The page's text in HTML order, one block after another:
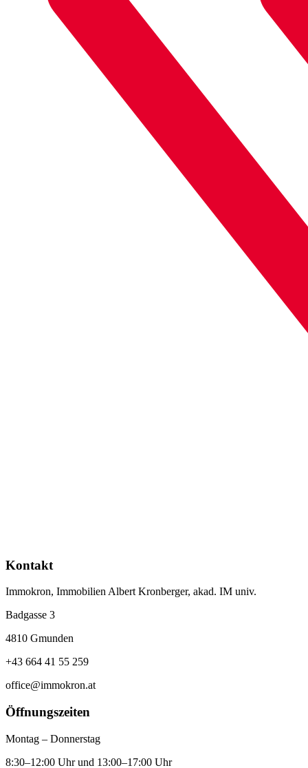
Kontakt
Immokron, Immobilien Albert Kronberger, akad. IM univ.
Badgasse 3
4810 Gmunden
+43 664 41 55 259
office@immokron.at
Öffnungszeiten
Montag – Donnerstag
8:30–12:00 Uhr und 13:00–17:00 Uhr